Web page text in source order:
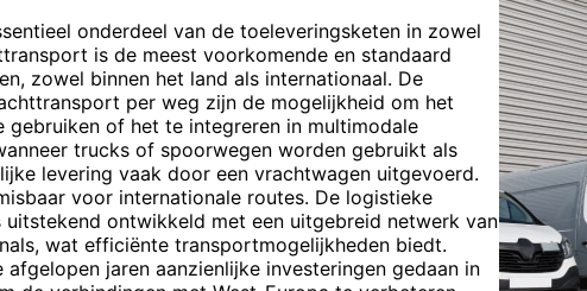
onderdeel van de toeleveringsketen in zowel
is de meest voorkomende en standaard
zowel binnen het land als internationaal. De
per weg zijn de mogelijkheid om het
gebruiken of het te integreren in multimodale
trucks of spoorwegen worden gebruikt als
levering vaak door een vrachtwagen uitgevoerd.
voor internationale routes. De logistieke
ontwikkeld met een uitgebreid netwerk van
wat efficiënte transportmogelijkheden biedt.
afgelopen jaren aanzienlijke investeringen gedaan in